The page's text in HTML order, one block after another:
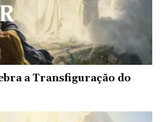
a Transfiguração do